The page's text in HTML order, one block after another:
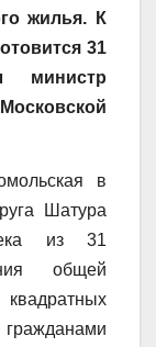
жилья. К
31
министр
в
Шатура
из 31
общей